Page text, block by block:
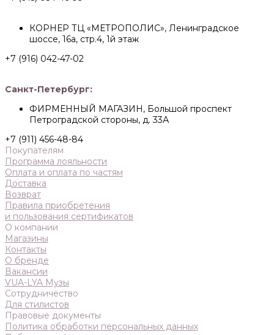
КОРНЕР ТЦ «МЕТРОПОЛИС», Ленинградское
шоссе, 16а, стр.4, 1й этаж
+7 (916) 042-47-02
Санкт-Петербург:
ФИРМЕННЫЙ МАГАЗИН, Большой проспект
Петроградской стороны, д. 33А
+7 (911) 456-48-84
Покупателям
Программа лояльности
Оплата и оплата по частям
Доставка
Возврат
Правила приобретения
и пользования сертификатов
О компании
Магазины
Контакты
О бренде
Вакансии
VUA-LYA Музы
Сотрудничество
Для стилистов
Правовые документы
Политика обработки персональных данных